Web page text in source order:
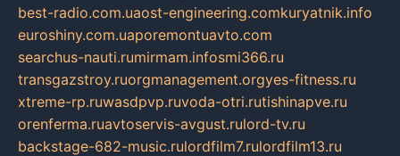
best-radio.com.uaost-engineering.comkuryatnik.info
euroshiny.com.uaporemontuavto.com
searchus-nauti.rumirmam.infosmi366.ru
transgazstroy.ruorgmanagement.orgyes-fitness.ru
xtreme-rp.ruwasdpvp.ruvoda-otri.rutishinapve.ru
orenferma.ruavtoservis-avgust.rulord-tv.ru
backstage-682-music.rulordfilm7.rulordfilm13.ru